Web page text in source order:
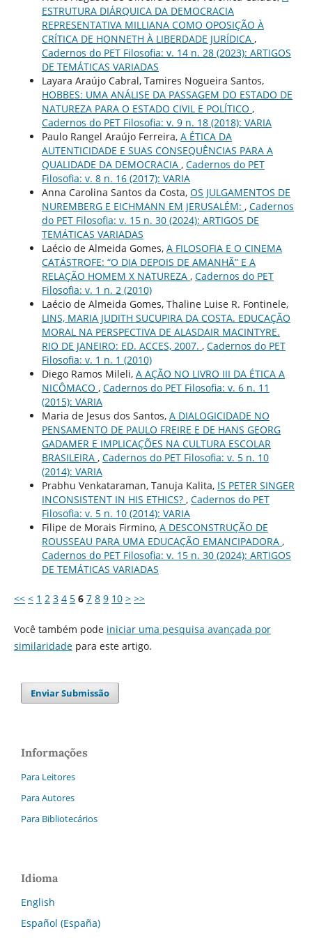
ESTRUTURA DIÁRQUICA DA DEMOCRACIA
REPRESENTATIVA MILLIANA COMO OPOSIÇÃO À
CRÍTICA DE HONNETH À LIBERDADE JURÍDICA ,
Cadernos do PET Filosofia: v. 14 n. 28 (2023): ARTIGOS
DE TEMÁTICAS VARIADAS
Layara Araújo Cabral, Tamires Nogueira Santos,
HOBBES: UMA ANÁLISE DA PASSAGEM DO ESTADO DE
NATUREZA PARA O ESTADO CIVIL E POLÍTICO ,
Cadernos do PET Filosofia: v. 9 n. 18 (2018): VARIA
Paulo Rangel Araújo Ferreira, A ÉTICA DA
AUTENTICIDADE E SUAS CONSEQUÊNCIAS PARA A
QUALIDADE DA DEMOCRACIA , Cadernos do PET
Filosofia: v. 8 n. 16 (2017): VARIA
Anna Carolina Santos da Costa, OS JULGAMENTOS DE
NUREMBERG E EICHMANN EM JERUSALÉM: , Cadernos
do PET Filosofia: v. 15 n. 30 (2024): ARTIGOS DE
TEMÁTICAS VARIADAS
Laécio de Almeida Gomes, A FILOSOFIA E O CINEMA
CATÁSTROFE: “O DIA DEPOIS DE AMANHÃ” E A
RELAÇÃO HOMEM X NATUREZA , Cadernos do PET
Filosofia: v. 1 n. 2 (2010)
Laécio de Almeida Gomes, Thaline Luise R. Fontinele,
LINS, MARIA JUDITH SUCUPIRA DA COSTA. EDUCAÇÃO
MORAL NA PERSPECTIVA DE ALASDAIR MACINTYRE.
RIO DE JANEIRO: ED. ACCES, 2007. , Cadernos do PET
Filosofia: v. 1 n. 1 (2010)
Diego Ramos Mileli, A AÇÃO NO LIVRO III DA ÉTICA A
NICÔMACO , Cadernos do PET Filosofia: v. 6 n. 11
(2015): VARIA
Maria de Jesus dos Santos, A DIALOGICIDADE NO
PENSAMENTO DE PAULO FREIRE E DE HANS GEORG
GADAMER E IMPLICAÇÕES NA CULTURA ESCOLAR
BRASILEIRA , Cadernos do PET Filosofia: v. 5 n. 10
(2014): VARIA
Prabhu Venkataraman, Tanuja Kalita, IS PETER SINGER
INCONSISTENT IN HIS ETHICS? , Cadernos do PET
Filosofia: v. 5 n. 10 (2014): VARIA
Filipe de Morais Firmino, A DESCONSTRUÇÃO DE
ROUSSEAU PARA UMA EDUCAÇÃO EMANCIPADORA ,
Cadernos do PET Filosofia: v. 15 n. 30 (2024): ARTIGOS
DE TEMÁTICAS VARIADAS
<< < 1 2 3 4 5 6 7 8 9 10 > >>
Você também pode iniciar uma pesquisa avançada por
similaridadepara este artigo.
Enviar Submissão
Informações
Para Leitores
Para Autores
Para Bibliotecários
Idioma
English
Español (España)